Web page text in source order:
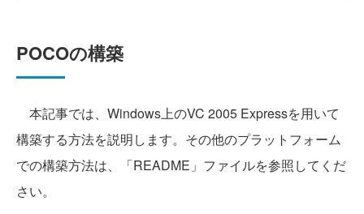
POCOの構築
本記事では、Windows上のVC 2005 Expressを用いて
構築する方法を説明します。その他のプラットフォーム
での構築方法は、「README」ファイルを参照してくだ
さい。